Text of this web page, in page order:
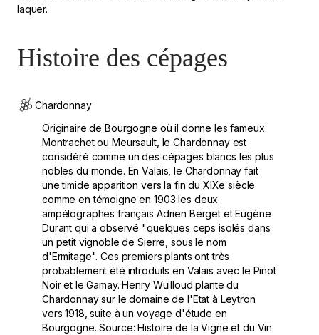
laquer.
Histoire des cépages
Chardonnay
Originaire de Bourgogne où il donne les fameux
Montrachet ou Meursault, le Chardonnay est
considéré comme un des cépages blancs les plus
nobles du monde. En Valais, le Chardonnay fait
une timide apparition vers la fin du XIXe siècle
comme en témoigne en 1903 les deux
ampélographes français Adrien Berget et Eugène
Durant qui a observé "quelques ceps isolés dans
un petit vignoble de Sierre, sous le nom
d'Ermitage". Ces premiers plants ont très
probablement été introduits en Valais avec le Pinot
Noir et le Gamay. Henry Wuilloud plante du
Chardonnay sur le domaine de l'Etat à Leytron
vers 1918, suite à un voyage d'étude en
Bourgogne. Source: Histoire de la Vigne et du Vin